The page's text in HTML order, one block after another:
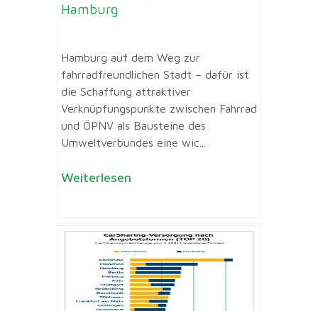
Hamburg
Hamburg auf dem Weg zur
fahrradfreundlichen Stadt – dafür ist
die Schaffung attraktiver
Verknüpfungspunkte zwischen Fahrrad
und ÖPNV als Bausteine des
Umweltverbundes eine wic...
Weiterlesen